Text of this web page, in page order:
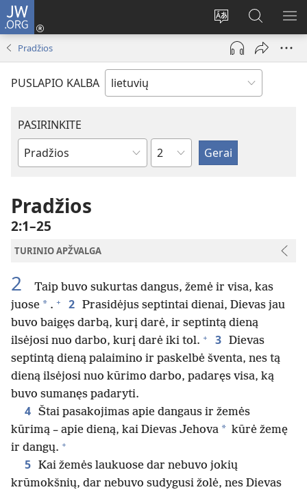
JW.ORG
Pakeisti
svetainės
kalbą
Prisijungti
(atsiveria
naujas
langas)
Paieška
svetainėje
JW.ORG
Pradžios
PUSLAPIO KALBA
PASIRINKITE
Biblijos
skyrius
Pradžios
2:1–25
TURINIO APŽVALGA
2
Taip buvo sukurtas dangus, žemė ir visa, kas
juose * . + 2 Prasidėjus septintai dienai, Dievas jau
buvo baigęs darbą, kurį darė, ir septintą dieną
ilsėjosi nuo darbo, kurį darė iki tol. + 3 Dievas
septintą dieną palaimino ir paskelbė šventa, nes tą
dieną ilsėjosi nuo kūrimo darbo, padaręs visa, ką
buvo sumanęs padaryti.
4 Štai pasakojimas apie dangaus ir žemės
kūrimą – apie dieną, kai Dievas Jehova * kūrė žemę
ir dangų. +
5 Kai žemės laukuose dar nebuvo jokių
krūmokšnių, dar nebuvo sudygusi žolė, nes Dievas